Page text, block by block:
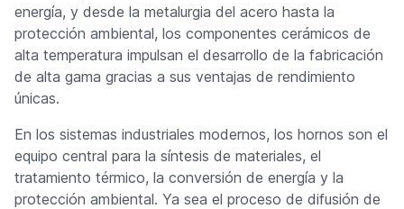
energía, y desde la metalurgia del acero hasta la
protección ambiental, los componentes cerámicos de
alta temperatura impulsan el desarrollo de la fabricación
de alta gama gracias a sus ventajas de rendimiento
únicas.
En los sistemas industriales modernos, los hornos son el
equipo central para la síntesis de materiales, el
tratamiento térmico, la conversión de energía y la
protección ambiental. Ya sea el proceso de difusión de